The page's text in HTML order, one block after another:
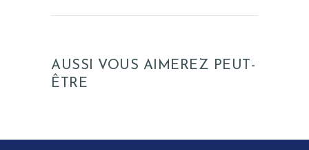
AUSSI VOUS AIMEREZ PEUT-
ÊTRE